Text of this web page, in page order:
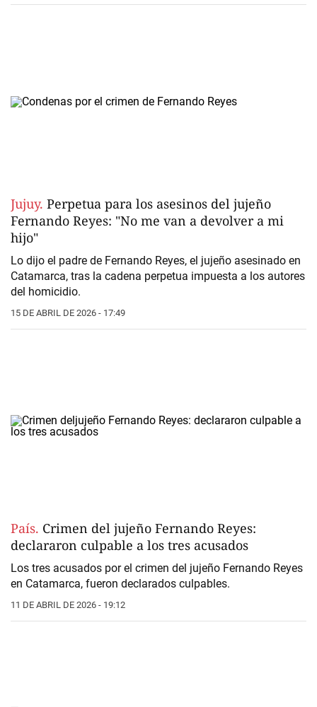
Jujuy. Perpetua para los asesinos del jujeño
Fernando Reyes: "No me van a devolver a mi
hijo"
Lo dijo el padre de Fernando Reyes, el jujeño asesinado en
Catamarca, tras la cadena perpetua impuesta a los autores
del homicidio.
15 DE ABRIL DE 2026 - 17:49
País. Crimen del jujeño Fernando Reyes:
declararon culpable a los tres acusados
Los tres acusados por el crimen del jujeño Fernando Reyes
en Catamarca, fueron declarados culpables.
11 DE ABRIL DE 2026 - 19:12